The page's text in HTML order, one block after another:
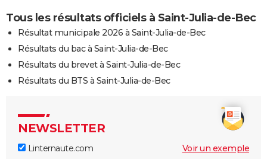
Tous les résultats officiels à Saint-Julia-de-Bec
Résultat municipale 2026 à Saint-Julia-de-Bec
Résultats du bac à Saint-Julia-de-Bec
Résultats du brevet à Saint-Julia-de-Bec
Résultats du BTS à Saint-Julia-de-Bec
NEWSLETTER
Linternaute.com Voir un exemple